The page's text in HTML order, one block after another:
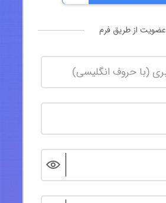
عضویت از طریق فرم